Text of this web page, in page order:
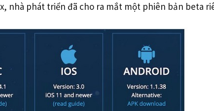
nhà phát triển đã cho ra mắt một phiên bản beta